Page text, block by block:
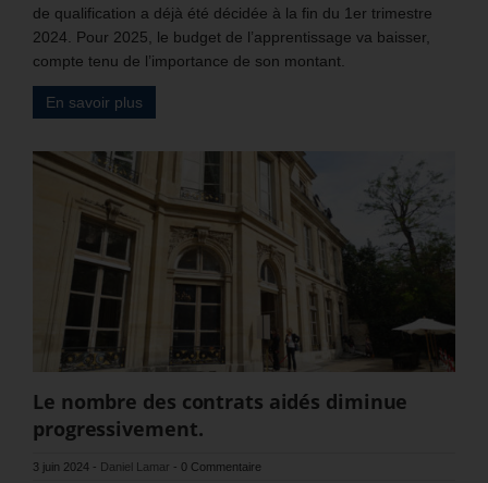
de qualification a déjà été décidée à la fin du 1er trimestre
2024. Pour 2025, le budget de l’apprentissage va baisser,
compte tenu de l’importance de son montant.
En savoir plus
Le nombre des contrats aidés diminue
progressivement.
3 juin 2024 - Daniel Lamar - 0 Commentaire